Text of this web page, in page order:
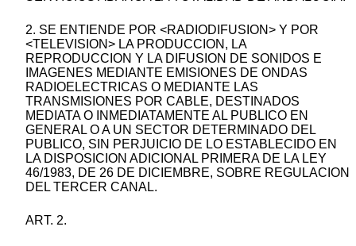
2. SE ENTIENDE POR <RADIODIFUSION> Y POR
<TELEVISION> LA PRODUCCION, LA
REPRODUCCION Y LA DIFUSION DE SONIDOS E
IMAGENES MEDIANTE EMISIONES DE ONDAS
RADIOELECTRICAS O MEDIANTE LAS
TRANSMISIONES POR CABLE, DESTINADOS
MEDIATA O INMEDIATAMENTE AL PUBLICO EN
GENERAL O A UN SECTOR DETERMINADO DEL
PUBLICO, SIN PERJUICIO DE LO ESTABLECIDO EN
LA DISPOSICION ADICIONAL PRIMERA DE LA LEY
46/1983, DE 26 DE DICIEMBRE, SOBRE REGULACION
DEL TERCER CANAL.
ART. 2.